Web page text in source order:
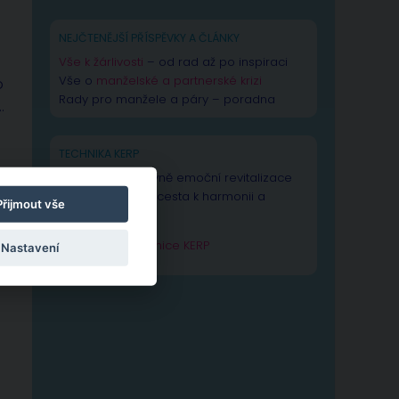
NEJČTENĚJŠÍ PŘÍSPĚVKY A ČLÁNKY
Vše k žárlivosti – od rad až po inspiraci
Vše o manželské a partnerské krizi
Rady pro manžele a páry – poradna
TECHNIKA KERP
Technika Kognitivně emoční revitalizace
psychiky – Vaše cesta k harmonii a
výkonnosti duše.
Zjistit více o technice KERP
vše
Nastavení